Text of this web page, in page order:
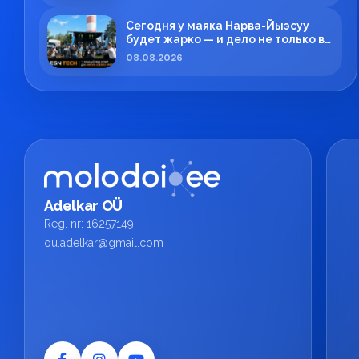
Сегодня у маяка Нарва-Йыэсуу
будет жарко — и дело не только в
летней погоде!
08.08.2026
Adelkar OÜ
Reg. nr: 16257149
ou.adelkar@gmail.com